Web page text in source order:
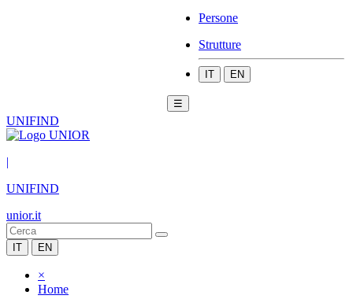
Persone
Strutture
IT EN
☰
UNIFIND
|
UNIFIND
unior.it
IT EN
×
Home